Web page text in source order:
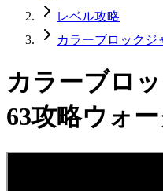
レベル攻略
カラーブロックジ
カラーブロ
63攻略ウォ